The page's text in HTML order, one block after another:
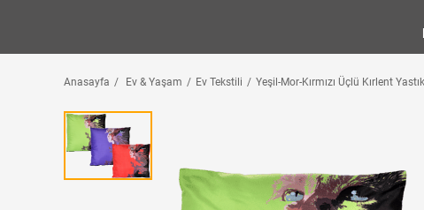
Anasayfa Ev & Yaşam Ev Tekstili Yeşil-Mor-Kırmızı Üçlü Kırlent Yastık